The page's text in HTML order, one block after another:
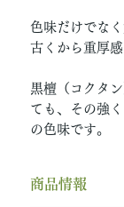
色味だけでな
古くから重厚
黒檀（コクタ
ても、その強
の色味です。
商品情報